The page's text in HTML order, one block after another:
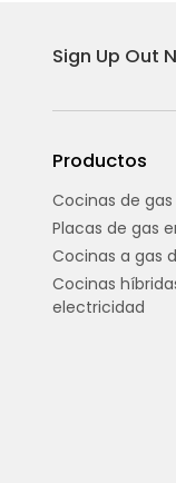
Sign Up Out
Productos
Cocinas de
Placas de gas
Cocinas a gas
Cocinas
electricidad